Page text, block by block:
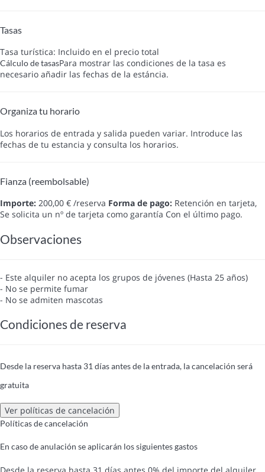
Tasas
Tasa turística: Incluido en el precio total
Cálculo de tasasPara mostrar las condiciones de la tasa es
necesario añadir las fechas de la estáncia.
Organiza tu horario
Los horarios de entrada y salida pueden variar. Introduce las
fechas de tu estancia y consulta los horarios.
Fianza (reembolsable)
Importe: 200,00 € /reserva Forma de pago: Retención en tarjeta,
Se solicita un nº de tarjeta como garantía Con el último pago.
Observaciones
- Este alquiler no acepta los grupos de jóvenes (Hasta 25 años)
- No se permite fumar
- No se admiten mascotas
Condiciones de reserva
Desde la reserva hasta 31 días antes de la entrada, la cancelación será
gratuita
Ver políticas de cancelación
Políticas de cancelación
En caso de anulación se aplicarán los siguientes gastos